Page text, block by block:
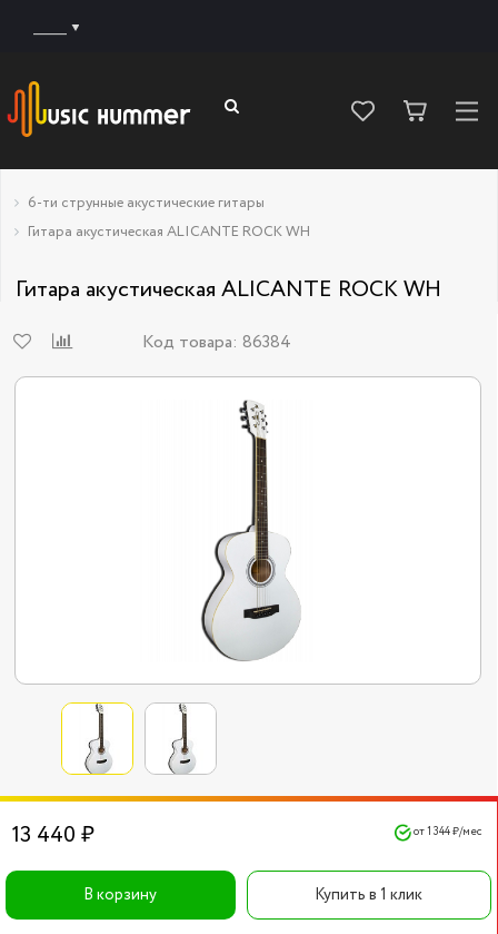
6-ти струнные акустические гитары
Гитара акустическая ALICANTE ROCK WH
Гитара акустическая ALICANTE ROCK WH
Код товара: 86384
13 440 ₽ от 1 344 ₽/мес
В корзину Купить в 1 клик